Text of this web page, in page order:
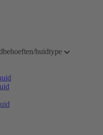
huidtype